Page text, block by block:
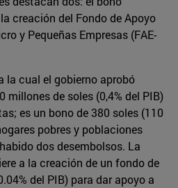
creación del Fondo de Apoyo
y Pequeñas Empresas (FAE-
la cual el gobierno aprobó
millones de soles (0,4% del PIB)
es un bono de 380 soles (110
pobres y poblaciones
dos desembolsos. La
a la creación de un fondo de
del PIB) para dar apoyo a